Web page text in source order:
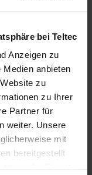
bei Teltec
Anzeigen zu
anbieten
zu
zu Ihrer
Partner für
weiter. Unsere
mit
bereitgestellt
more
at